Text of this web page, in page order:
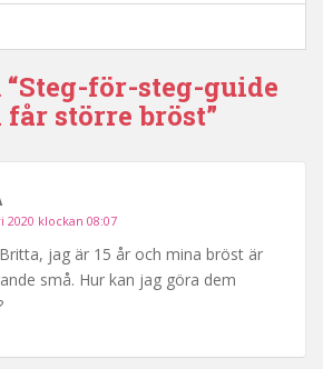
för-steg-guide
större bröst”
2020 klockan 08:07
jag är 15 år och mina bröst är
små. Hur kan jag göra dem